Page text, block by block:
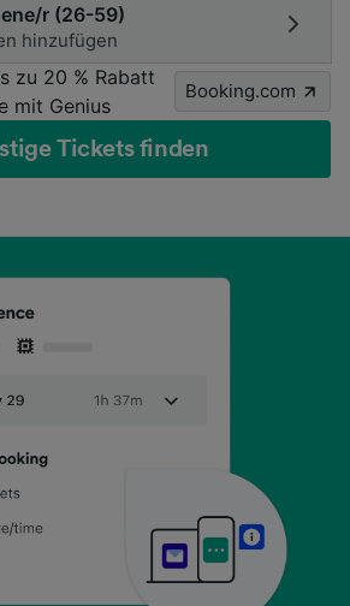
r (26-59)
hinzufügen
zu 20 % Rabatt
mit Genius
Booking.com
Tickets finden